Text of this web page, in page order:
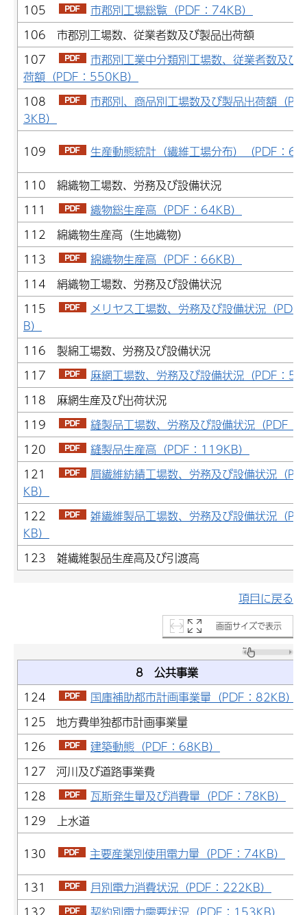
105
市郡別工場総覧（PDF：74KB）
106 市郡別工場数、従業者数及び製品出荷額
107
市郡別工業中分類別工場数、従業者数及び
荷額（PDF：550KB）
108
市郡別、商品別工場数及び製品出荷額（
3KB）
109
生産動態統計（繊維工場分布）（PDF：
110 綿織物工場数、労務及び設備状況
111
織物総生産高（PDF：64KB）
112 綿織物生産高（生地織物）
113
綿織物生産高（PDF：66KB）
114 絹織物工場数、労務及び設備状況
115
メリヤス工場数、労務及び設備状況（PDF
B）
116 製綿工場数、労務及び設備状況
117
麻網工場数、労務及び設備状況（PDF：
118 麻網生産及び出荷状況
119
縫製品工場数、労務及び設備状況（PDF：
120
縫製品生産高（PDF：119KB）
121
屑繊維紡績工場数、労務及び設備状況（
KB）
122
雑繊維製品工場数、労務及び設備状況（
KB）
123 雑繊維製品生産高及び引渡高
項目に戻る
画面サイズで表示
8 公共事業
124
国庫補助都市計画事業量（PDF：82KB）
125 地方費単独都市計画事業量
126
建築動態（PDF：68KB）
127 河川及び道路事業費
128
瓦斯発生量及び消費量（PDF：78KB）
129 上水道
130
主要産業別使用電力量（PDF：74KB）
131
月別電力消費状況（PDF：222KB）